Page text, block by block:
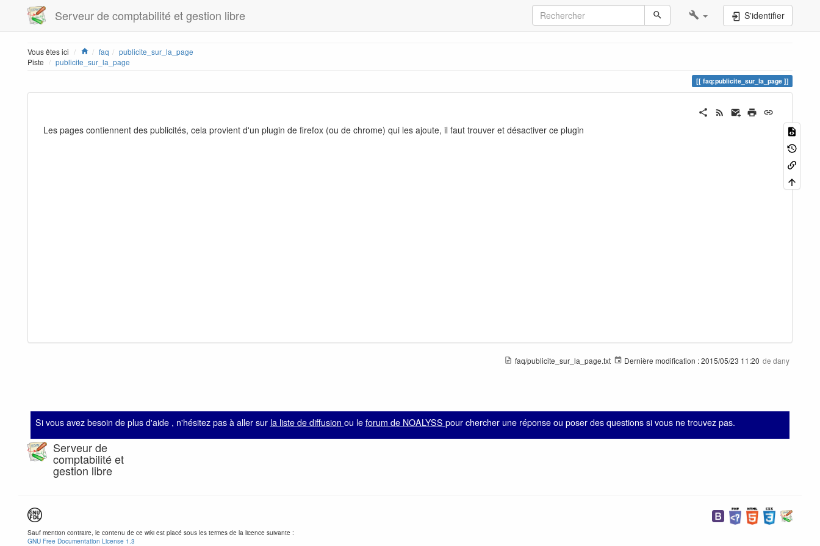
Serveur de comptabilité et gestion libre S'identifier
Vous êtes ici Home
faq
publicite_sur_la_page
Piste
publicite_sur_la_page
faq:publicite_sur_la_page
Les pages contiennent des publicités, cela provient d'un plugin de firefox (ou de chrome) qui les ajoute, il faut trouver et désactiver ce plugin
faq/publicite_sur_la_page.txt Dernière modification :2015/05/23 11:20 de dany
Si vous avez besoin de plus d'aide , n'hésitez pas à aller sur la liste de diffusion ou le forum de NOALYSS pour chercher une réponse ou poser des questions si vous ne trouvez pas.
Serveur de
comptabilité et
gestion libre
Sauf mention contraire, le contenu de ce wiki est placé sous les termes de la licence suivante :
GNU Free Documentation License 1.3